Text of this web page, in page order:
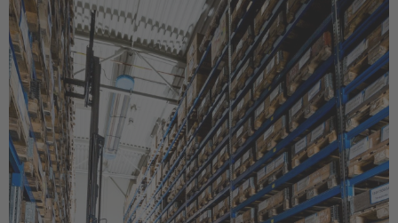
Cesko
Deutschland
Deutsch
España
Español
France